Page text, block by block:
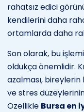
rahatsız edici
kendilerini daha
ortamlarda daha
Son olarak, bu
oldukça önemlidir.
azalması,
ve stres
Özellikle Bursa en